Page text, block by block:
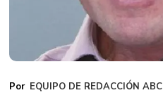
EQUIPO DE REDACCIÓN ABC